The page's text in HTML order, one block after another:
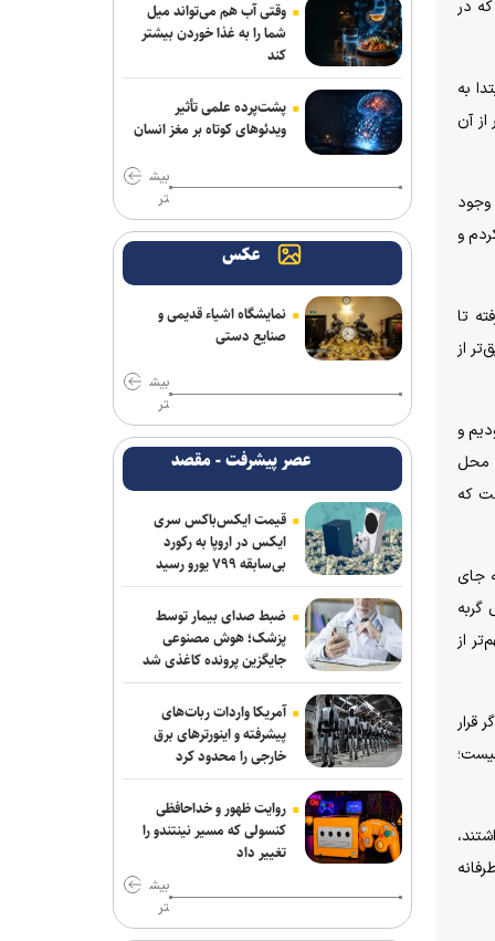
در
به
از آن
وجود
و
تا
از
و
محل
که
جای
گربه
از
قرار
وقتی آب هم می‌تواند میل
شما را به غذا خوردن بیشتر
کند
پشت‌پرده علمی تأثیر
ویدئو‌های کوتاه بر مغز انسان
بیش
تر
عکس
نمایشگاه اشیاء قدیمی و
صنایع دستی
بیش
تر
عصر پیشرفت - مقصد
قیمت ایکس‌باکس سری
ایکس در اروپا به رکورد
بی‌سابقه ۷۹۹ یورو رسید
ضبط صدای بیمار توسط
پزشک؛ هوش مصنوعی
جایگزین پرونده کاغذی شد
آمریکا واردات ربات‌های
پیشرفته و اینورترهای برق
خارجی را محدود کرد
روایت ظهور و خداحافظی
کنسولی که مسیر نینتندو را
تغییر داد
بیش
تر